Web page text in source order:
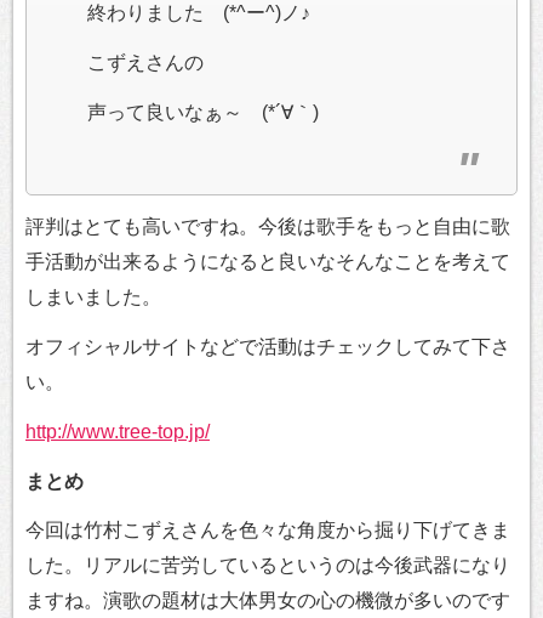
終わりました (*^ー^)ノ♪
こずえさんの
声って良いなぁ～ (*´∀｀)
評判はとても高いですね。今後は歌手をもっと自由に歌
手活動が出来るようになると良いなそんなことを考えて
しまいました。
オフィシャルサイトなどで活動はチェックしてみて下さ
い。
http://www.tree-top.jp/
まとめ
今回は竹村こずえさんを色々な角度から掘り下げてきま
した。リアルに苦労しているというのは今後武器になり
ますね。演歌の題材は大体男女の心の機微が多いのです